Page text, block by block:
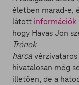
életben marad-e,
látott információk
hogy Havas Jon
Trónok
harca
hivatalosan még
illetően, de a